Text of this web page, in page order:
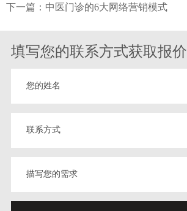
下一篇：中医门诊的6大网络营销模式
填写您的联系方式获取报价